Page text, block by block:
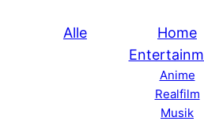
Alle
Home
Anime
Realfilm
Musik